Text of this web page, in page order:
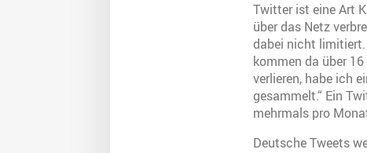
Twitter ist eine Art
über das Netz
dabei nicht
kommen da über
verlieren, habe ich
gesammelt.“ Ein
mehrmals pro
Deutsche Tweets